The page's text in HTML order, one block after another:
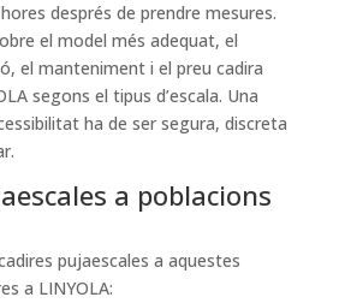
després de prendre mesures.
el model més adequat, el
el manteniment i el preu cadira
segons el tipus d’escala. Una
ha de ser segura, discreta
a poblacions
pujaescales a aquestes
a LINYOLA: